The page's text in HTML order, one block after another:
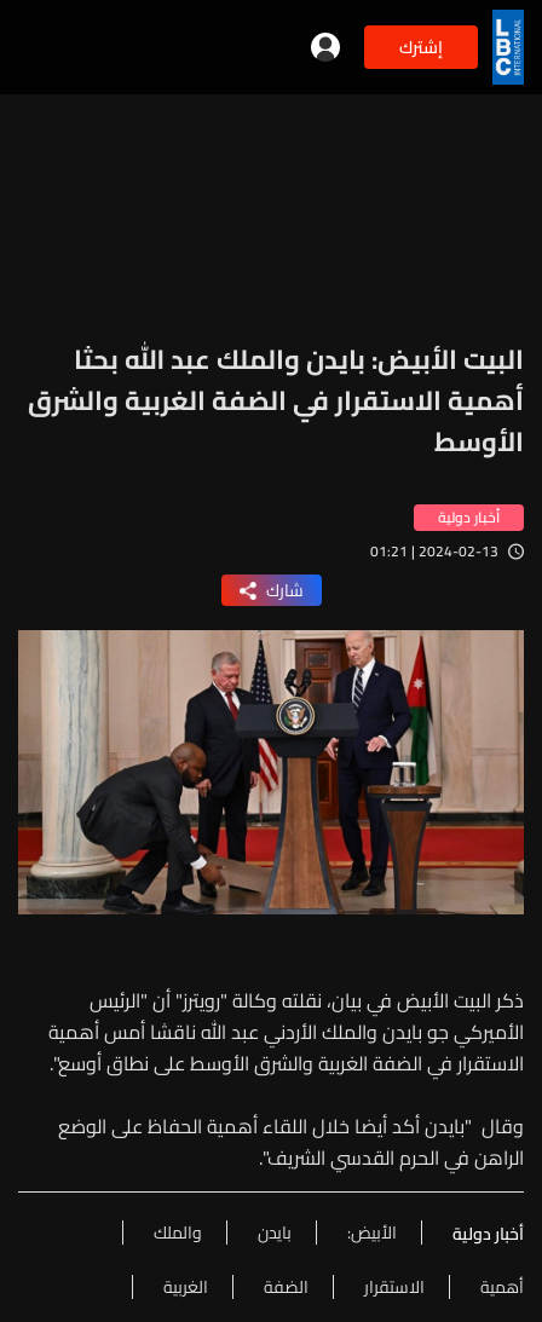
إشترك
البيت الأبيض: بايدن والملك عبد الله بحثا
أهمية الاستقرار في الضفة الغربية والشرق
الأوسط
أخبار دولية
2024-02-13 | 01:21
شارك
ذكر البيت الأبيض في بيان، نقلته وكالة "رويترز" أن "الرئيس
الأميركي جو بايدن والملك الأردني عبد الله ناقشا أمس أهمية
الاستقرار في الضفة الغربية والشرق الأوسط على نطاق أوسع".
وقال "بايدن أكد أيضا خلال اللقاء أهمية الحفاظ على الوضع
الراهن في الحرم القدسي الشريف".
أخبار دولية الأبيض: بايدن
والملك
أهمية
الاستقرار الضفة
الغربية